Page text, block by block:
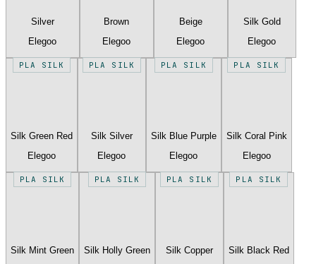
Silver
Elegoo
Brown
Elegoo
Beige
Elegoo
Silk Gold
Elegoo
PLA SILK
Silk Green Red
Elegoo
PLA SILK
Silk Silver
Elegoo
PLA SILK
Silk Blue Purple
Elegoo
PLA SILK
Silk Coral Pink
Elegoo
PLA SILK
Silk Mint Green
PLA SILK
Silk Holly Green
PLA SILK
Silk Copper
PLA SILK
Silk Black Red